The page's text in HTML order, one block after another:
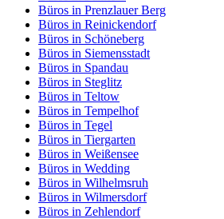
Büros in Prenzlauer Berg
Büros in Reinickendorf
Büros in Schöneberg
Büros in Siemensstadt
Büros in Spandau
Büros in Steglitz
Büros in Teltow
Büros in Tempelhof
Büros in Tegel
Büros in Tiergarten
Büros in Weißensee
Büros in Wedding
Büros in Wilhelmsruh
Büros in Wilmersdorf
Büros in Zehlendorf